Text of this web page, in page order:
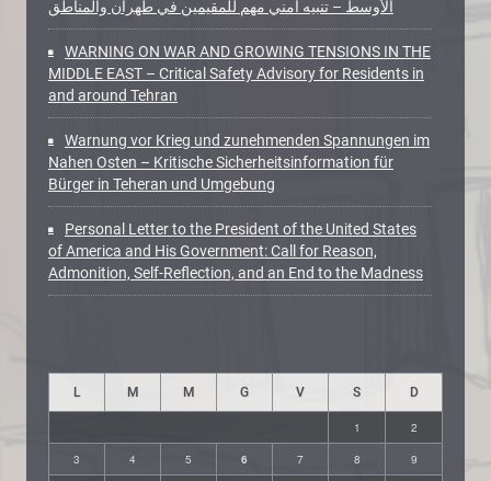
الأوسط – تنبيه أمني مهم للمقيمين في طهران والمناطق
WARNING ON WAR AND GROWING TENSIONS IN THE
MIDDLE EAST – Critical Safety Advisory for Residents in
and around Tehran
Warnung vor Krieg und zunehmenden Spannungen im
Nahen Osten – Kritische Sicherheitsinformation für
Bürger in Teheran und Umgebung
Personal Letter to the President of the United States
of America and His Government: Call for Reason,
Admonition, Self-Reflection, and an End to the Madness
L M M G V S D
1 2
3 4 5 6 7 8 9